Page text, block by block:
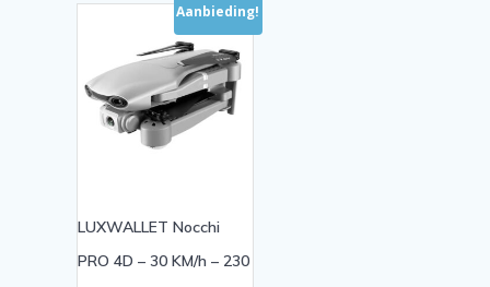
Aanbieding!
LUXWALLET Nocchi
PRO 4D – 30 KM/h – 230